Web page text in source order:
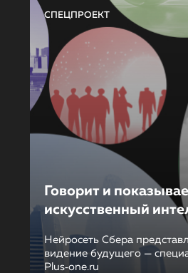
СПЕЦПРОЕКТ
Говорит и
искусственный
Нейросеть Сбера
видение будущего —
Plus‑one.ru